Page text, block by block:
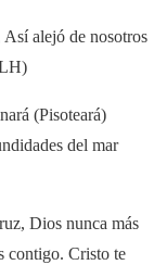
Así alejó de nosotros
(Pisoteará)
del mar
Dios nunca más
contigo. Cristo te